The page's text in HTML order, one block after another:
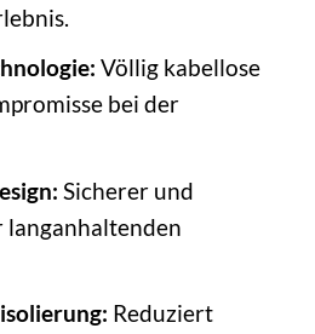
Völlig kabellose
bei der
Sicherer und
langanhaltenden
Reduziert